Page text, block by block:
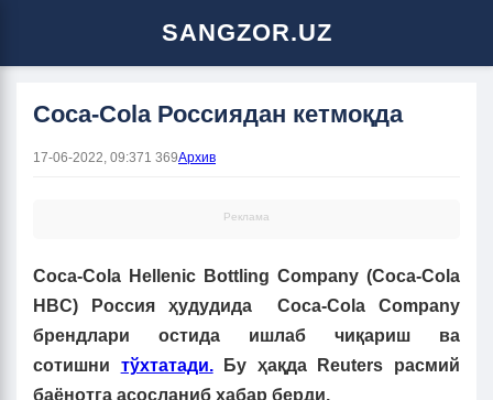
SANGZOR.UZ
Coca-Cola Россиядан кетмоқда
17-06-2022, 09:371 369Архив
Реклама
Coca-Cola Hellenic Bottling Company (Coca-Cola
HBC) Россия ҳудудида Coca-Cola Company
брендлари остида ишлаб чиқариш ва
сотишни тўхтатади.Бу ҳақда Reuters расмий
баёнотга асосланиб хабар берди.